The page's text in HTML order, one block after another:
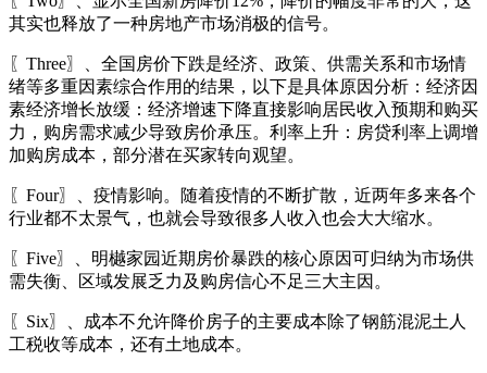
其实也释放了一种房地产市场消极的信号。
〖Three〗、全国房价下跌是经济、政策、供需关系和市场情
绪等多重因素综合作用的结果，以下是具体原因分析：经济因
素经济增长放缓：经济增速下降直接影响居民收入预期和购买
力，购房需求减少导致房价承压。利率上升：房贷利率上调增
加购房成本，部分潜在买家转向观望。
〖Four〗、疫情影响。随着疫情的不断扩散，近两年多来各个
行业都不太景气，也就会导致很多人收入也会大大缩水。
〖Five〗、明樾家园近期房价暴跌的核心原因可归纳为市场供
需失衡、区域发展乏力及购房信心不足三大主因。
〖Six〗、成本不允许降价房子的主要成本除了钢筋混泥土人
工税收等成本，还有土地成本。